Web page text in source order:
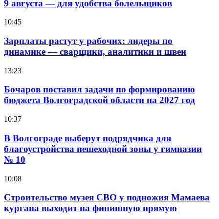
9 августа — для удобства болельщиков
10:45
Зарплаты растут у рабочих: лидеры по
динамике — сварщики, аналитики и швеи
13:23
Бочаров поставил задачи по формированию
бюджета Волгоградской области на 2027 год
10:37
В Волгограде выберут подрядчика для
благоустройства пешеходной зоны у гимназии
№ 10
10:08
Строительство музея СВО у подножия Мамаева
кургана выходит на финишную прямую